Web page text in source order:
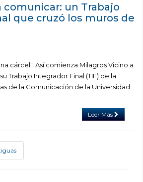
comunicar: un Trabajo
que cruzó los muros de
cárcel". Así comienza Milagros Vicino a
Trabajo Integrador Final (TIF) de la
de la Comunicación de la Universidad
Leer Más